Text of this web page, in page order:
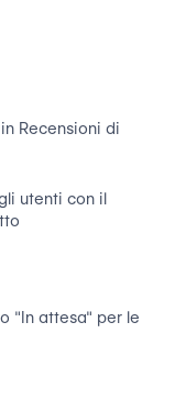
Recensioni di
utenti con il
"In attesa" per le